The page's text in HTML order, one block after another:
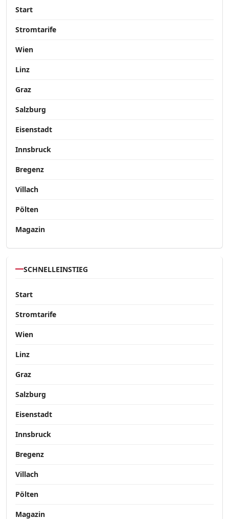
Start
Stromtarife
Wien
Linz
Graz
Salzburg
Eisenstadt
Innsbruck
Bregenz
Villach
Pölten
Magazin
SCHNELLEINSTIEG
Start
Stromtarife
Wien
Linz
Graz
Salzburg
Eisenstadt
Innsbruck
Bregenz
Villach
Pölten
Magazin